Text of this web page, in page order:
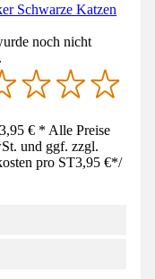
Schwarze Katzen
noch nicht
€ * Alle Preise
und ggf. zzgl.
pro ST3,95 €*/